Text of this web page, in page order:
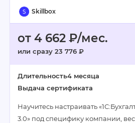
Skillbox
от 4 662 ₽/мес.
или сразу 23 776 ₽
Длительность4 месяца
Выдача сертификата
Научитесь настраивать
3.0» под специфику компании,